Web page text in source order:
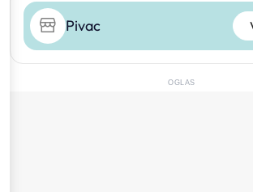
Pivac
OGLAS